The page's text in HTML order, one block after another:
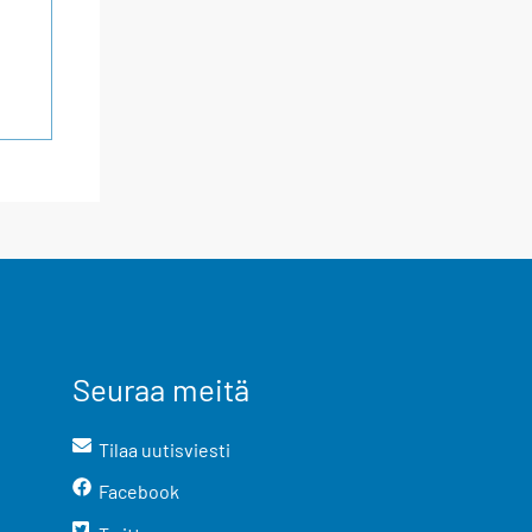
Seuraa meitä
Tilaa uutisviesti
Facebook